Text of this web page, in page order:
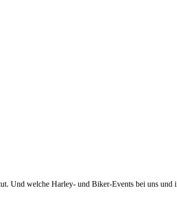
Und welche Harley- und Biker-Events bei uns und